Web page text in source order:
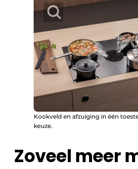
Kookveld en afzuiging in één
keuze.
Zoveel meer